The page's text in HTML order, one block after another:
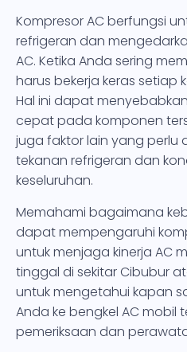
Kompresor AC berfungsi
refrigeran dan
AC. Ketika Anda sering
harus bekerja keras setiap
Hal ini dapat
cepat pada komponen
juga faktor lain yang perlu
tekanan refrigeran dan
keseluruhan.
Memahami bagaimana
dapat mempengaruhi
untuk menjaga kinerja AC
tinggal di sekitar Cibubur
untuk mengetahui kapan
Anda ke bengkel AC mobil
pemeriksaan dan